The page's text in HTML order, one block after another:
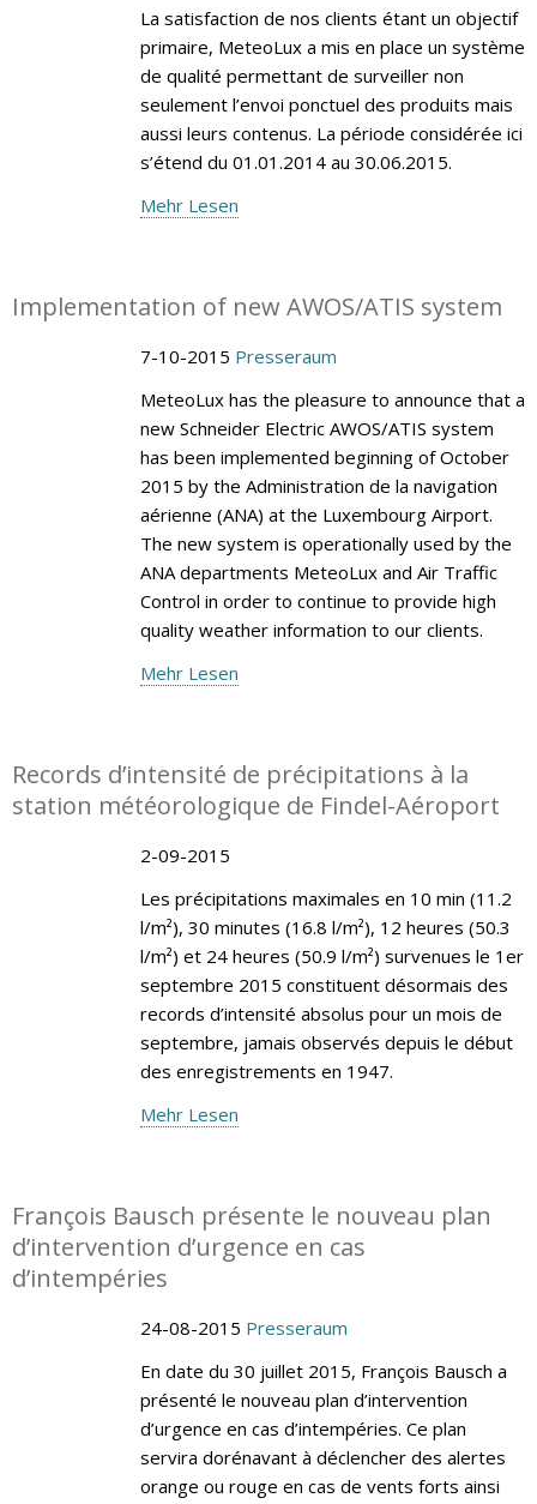
La satisfaction de nos clients étant un objectif
primaire, MeteoLux a mis en place un système
de qualité permettant de surveiller non
seulement l’envoi ponctuel des produits mais
aussi leurs contenus. La période considérée ici
s’étend du 01.01.2014 au 30.06.2015.
Mehr Lesen
Implementation of new AWOS/ATIS system
7-10-2015 Presseraum
MeteoLux has the pleasure to announce that a
new Schneider Electric AWOS/ATIS system
has been implemented beginning of October
2015 by the Administration de la navigation
aérienne (ANA) at the Luxembourg Airport.
The new system is operationally used by the
ANA departments MeteoLux and Air Traffic
Control in order to continue to provide high
quality weather information to our clients.
Mehr Lesen
Records d’intensité de précipitations à la
station météorologique de Findel-Aéroport
2-09-2015
Les précipitations maximales en 10 min (11.2
l/m²), 30 minutes (16.8 l/m²), 12 heures (50.3
l/m²) et 24 heures (50.9 l/m²) survenues le 1er
septembre 2015 constituent désormais des
records d’intensité absolus pour un mois de
septembre, jamais observés depuis le début
des enregistrements en 1947.
Mehr Lesen
François Bausch présente le nouveau plan
d’intervention d’urgence en cas
d’intempéries
24-08-2015 Presseraum
En date du 30 juillet 2015, François Bausch a
présenté le nouveau plan d’intervention
d’urgence en cas d’intempéries. Ce plan
servira dorénavant à déclencher des alertes
orange ou rouge en cas de vents forts ainsi